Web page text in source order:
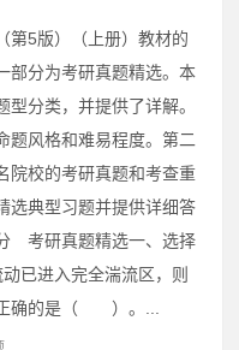
第5版）（上册）教材的
部分为考研真题精选。本
分类，并提供了详解。
题风格和难易程度。第二
院校的考研真题和考查重
选典型习题并提供详细答
考研真题精选一、选择
已进入完全湍流区，则
正确的是（ ）。...